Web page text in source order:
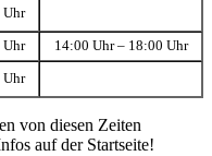
Uhr
Uhr 14:00 Uhr – 18:00 Uhr
Uhr
von diesen Zeiten
auf der Startseite!